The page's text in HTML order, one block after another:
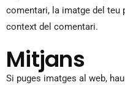
comentari, la imatge del teu
context del comentari.
Mitjans
Si puges imatges al web,